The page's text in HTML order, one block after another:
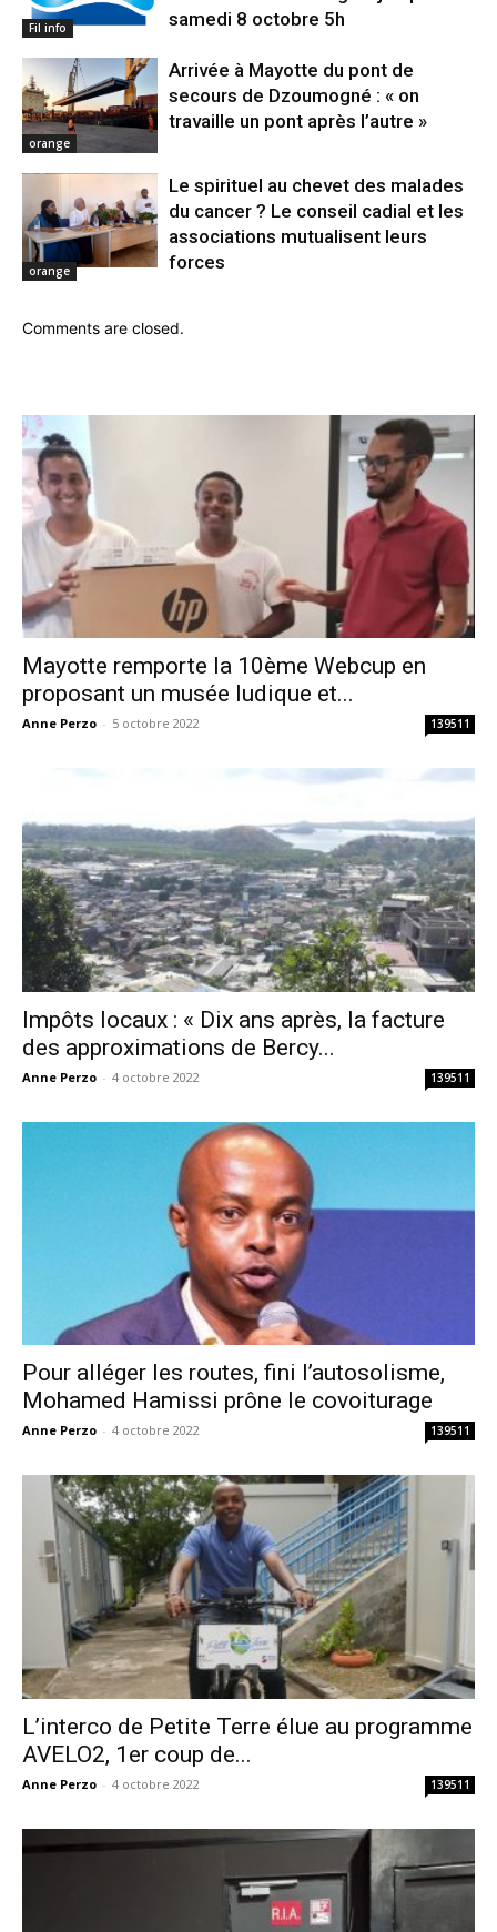
Fil info
samedi 8 octobre 5h
orange
Arrivée à Mayotte du pont de
secours de Dzoumogné : « on
travaille un pont après l’autre »
orange
Le spirituel au chevet des malades
du cancer ? Le conseil cadial et les
associations mutualisent leurs
forces
Comments are closed.
Mayotte remporte la 10ème Webcup en
proposant un musée ludique et...
Anne Perzo - 5 octobre 2022 139511
Impôts locaux : « Dix ans après, la facture
des approximations de Bercy...
Anne Perzo - 4 octobre 2022 139511
Pour alléger les routes, fini l’autosolisme,
Mohamed Hamissi prône le covoiturage
Anne Perzo - 4 octobre 2022 139511
L’interco de Petite Terre élue au programme
AVELO2, 1er coup de...
Anne Perzo - 4 octobre 2022 139511